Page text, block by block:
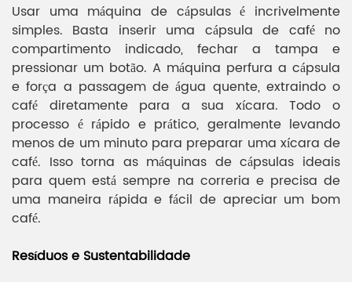
Usar uma máquina de cápsulas é incrivelmente
simples. Basta inserir uma cápsula de café no
compartimento indicado, fechar a tampa e
pressionar um botão. A máquina perfura a cápsula
e força a passagem de água quente, extraindo o
café diretamente para a sua xícara. Todo o
processo é rápido e prático, geralmente levando
menos de um minuto para preparar uma xícara de
café. Isso torna as máquinas de cápsulas ideais
para quem está sempre na correria e precisa de
uma maneira rápida e fácil de apreciar um bom
café.
Resíduos e Sustentabilidade